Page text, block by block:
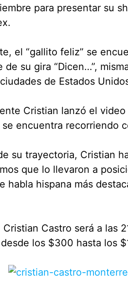
para presentar su
el “gallito feliz” se
de su gira “Dicen…”,
de Estados
Cristian lanzó el
se encuentra recorriendo
su trayectoria, Cristian
que lo llevaron a
habla hispana más
Cristian Castro será a las
los $300 hasta los